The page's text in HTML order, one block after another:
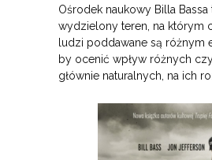
Ośrodek naukowy Billa
wydzielony teren, na którym
ludzi poddawane są różnym
by ocenić wpływ różnych
głównie naturalnych, na ich